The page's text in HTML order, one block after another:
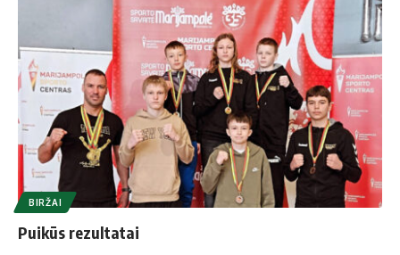
BIRŽAI
Puikūs rezultatai